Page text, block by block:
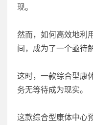
现。
然而，如何高效地利
间，成为了一个亟待
这时，一款综合型康
务无等待成为现实。
这款综合型康体中心